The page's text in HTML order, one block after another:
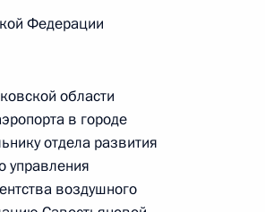
обязанности
воздушного
Федерации по приёму
Федерации
области
в городе
отдела развития
управления
воздушного